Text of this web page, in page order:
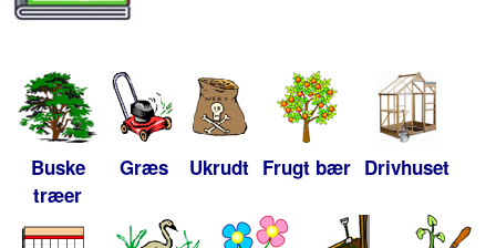
Buske
træer
Græs Ukrudt Frugt bær Drivhuset